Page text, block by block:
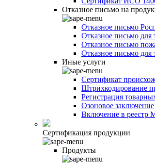
Отказное письмо на
Отказное письмо
Отказное письмо для
Отказное письмо
Отказное письмо для
Иные услуги
Сертификат
Штрихкодирование
Регистрация
Озоновое заключение
Включение в реестр
Сертификация продукции
Продукты